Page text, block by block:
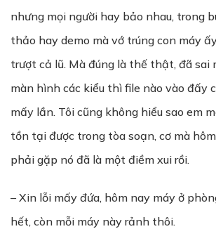
nhưng mọi người hay bảo nhau, trong
thảo hay demo mà vớ trúng con máy
trượt cả lũ. Mà đúng là thế thật, đã sai
màn hình các kiểu thì file nào vào đấy
mấy lần. Tôi cũng không hiểu sao em
tồn tại được trong tòa soạn, cơ mà
phải gặp nó đã là một điềm xui rồi.
– Xin lỗi mấy đứa, hôm nay máy ở
hết, còn mỗi máy này rảnh thôi.